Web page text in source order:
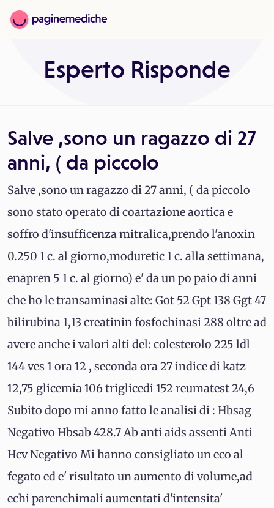
Esperto Risponde
Salve ,sono un ragazzo di 27
anni, ( da piccolo
Salve ,sono un ragazzo di 27 anni, ( da piccolo
sono stato operato di coartazione aortica e
soffro d'insufficenza mitralica,prendo l'anoxin
0.250 1 c. al giorno,moduretic 1 c. alla settimana,
enapren 5 1 c. al giorno) e' da un po paio di anni
che ho le transaminasi alte: Got 52 Gpt 138 Ggt 47
bilirubina 1,13 creatinin fosfochinasi 288 oltre ad
avere anche i valori alti del: colesterolo 225 ldl
144 ves 1 ora 12 , seconda ora 27 indice di katz
12,75 glicemia 106 triglicedi 152 reumatest 24,6
Subito dopo mi anno fatto le analisi di : Hbsag
Negativo Hbsab 428.7 Ab anti aids assenti Anti
Hcv Negativo Mi hanno consigliato un eco al
fegato ed e' risultato un aumento di volume,ad
echi parenchimali aumentati d'intensita'